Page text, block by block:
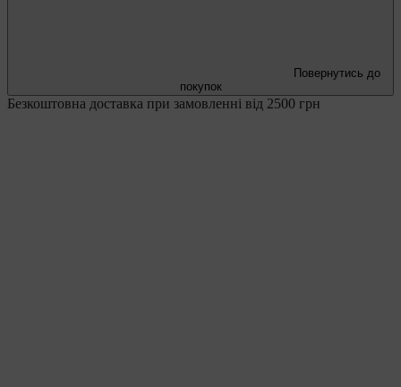
Повернутись до
покупок
Безкоштовна доставка при замовленні від 2500 грн